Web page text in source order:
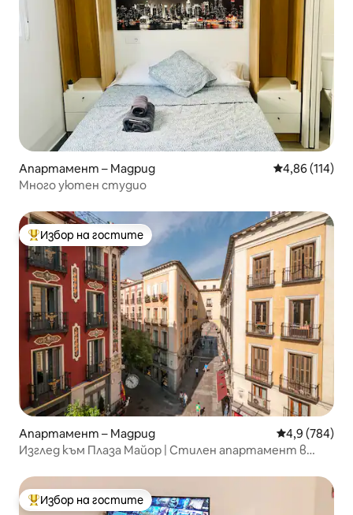
Апартамент – Мадрид Средна
4,86 (114)
Много уютен студио
Най-популярен избор на гостите
Избор на гостите
Апартамент – Мадрид Средна
4,9 (784)
Изглед към Плаза Майор | Стилен апартамент в
Най-популярен избор на гостите
Избор на гостите